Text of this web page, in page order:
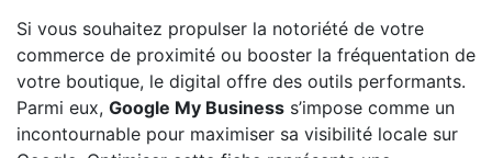
Si vous souhaitez propulser la notoriété de votre
commerce de proximité ou booster la fréquentation de
votre boutique, le digital offre des outils performants.
Parmi eux, Google My Business s’impose comme un
incontournable pour maximiser sa visibilité locale sur